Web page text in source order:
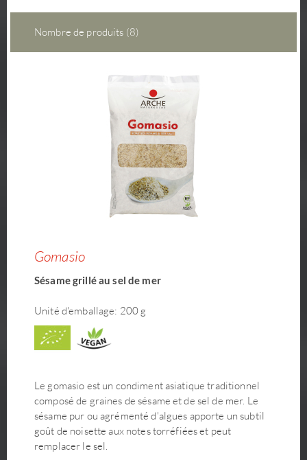
Nombre de produits (8)
Gomasio
Sésame grillé au sel de mer
Unité d'emballage: 200 g
Le gomasio est un condiment asiatique traditionnel
composé de graines de sésame et de sel de mer. Le
sésame pur ou agrémenté d'algues apporte un subtil
goût de noisette aux notes torréfiées et peut
remplacer le sel.